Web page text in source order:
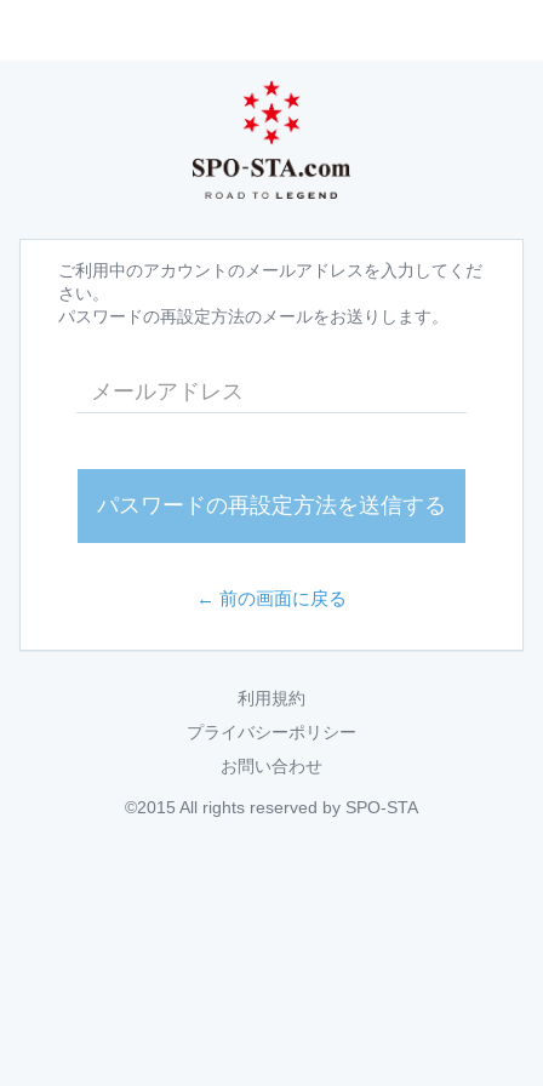
ご利用中のアカウントのメールアドレスを入力してくだ
さい。
パスワードの再設定方法のメールをお送りします。
パスワードの再設定方法を送信する
← 前の画面に戻る
利用規約
プライバシーポリシー
お問い合わせ
©2015 All rights reserved by SPO-STA